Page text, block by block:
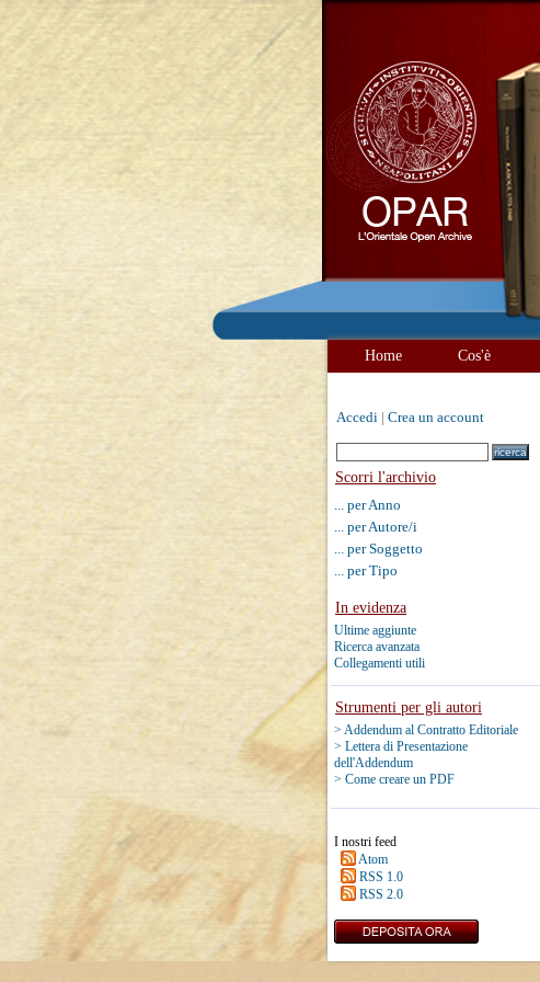
Home Cos'è
Accedi Crea un account
Scorri l'archivio
... per Anno
... per Autore/i
... per Soggetto
... per Tipo
In evidenza
Ultime aggiunte
Ricerca avanzata
Collegamenti utili
Strumenti per gli autori
> Addendum al Contratto Editoriale
> Lettera di Presentazione
dell'Addendum
> Come creare un PDF
I nostri feed
Atom
RSS 1.0
RSS 2.0